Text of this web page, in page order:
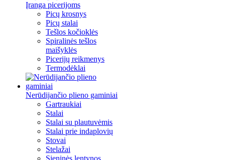
Įranga picerijoms
Picų krosnys
Picų stalai
Tešlos kočioklės
Spiralinės tešlos
maišyklės
Picerijų reikmenys
Termodėklai
Nerūdijančio plieno gaminiai
Gartraukiai
Stalai
Stalai su plautuvėmis
Stalai prie indaplovių
Stovai
Stelažai
Sieninės lentynos